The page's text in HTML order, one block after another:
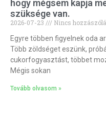
hogy mégsem kapja
szüksége van.
2026-07-23
Nincs
Egyre többen figyelnek oda
Több zöldséget eszünk,
cukorfogyasztást, többet
Mégis sokan
Tovább olvasom »